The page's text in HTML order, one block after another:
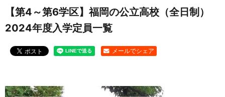
プライバシーポリシー
お問い合わせ
【第4～第6学区】福岡の公立高校（全日制）
2024年度入学定員一覧
メールでシェア